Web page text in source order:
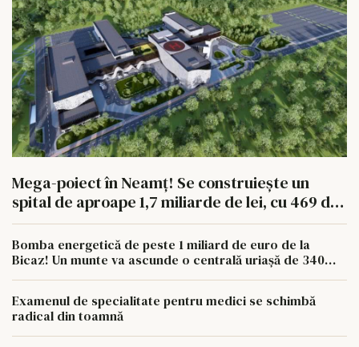
Mega-poiect în Neamț! Se construiește un
spital de aproape 1,7 miliarde de lei, cu 469 de
paturi
Bomba energetică de peste 1 miliard de euro de la
Bicaz! Un munte va ascunde o centrală uriașă de 340
Examenul de specialitate pentru medici se schimbă
radical din toamnă